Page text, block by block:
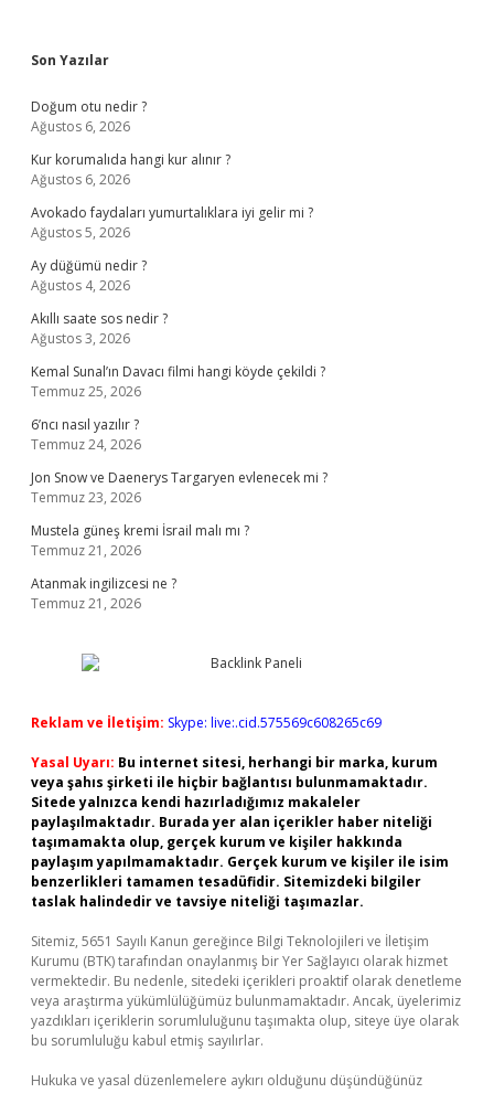
Sidebar
Son Yazılar
Doğum otu nedir ?
Ağustos 6, 2026
Kur korumalıda hangi kur alınır ?
Ağustos 6, 2026
Avokado faydaları yumurtalıklara iyi gelir mi ?
Ağustos 5, 2026
Ay düğümü nedir ?
Ağustos 4, 2026
Akıllı saate sos nedir ?
Ağustos 3, 2026
Kemal Sunal’ın Davacı filmi hangi köyde çekildi ?
Temmuz 25, 2026
6’ncı nasıl yazılır ?
Temmuz 24, 2026
Jon Snow ve Daenerys Targaryen evlenecek mi ?
Temmuz 23, 2026
Mustela güneş kremi İsrail malı mı ?
Temmuz 21, 2026
Atanmak ingilizcesi ne ?
Temmuz 21, 2026
Reklam ve İletişim: Skype: live:.cid.575569c608265c69
Yasal Uyarı: Bu internet sitesi, herhangi bir marka, kurum
veya şahıs şirketi ile hiçbir bağlantısı bulunmamaktadır.
Sitede yalnızca kendi hazırladığımız makaleler
paylaşılmaktadır. Burada yer alan içerikler haber niteliği
taşımamakta olup, gerçek kurum ve kişiler hakkında
paylaşım yapılmamaktadır. Gerçek kurum ve kişiler ile isim
benzerlikleri tamamen tesadüfidir. Sitemizdeki bilgiler
taslak halindedir ve tavsiye niteliği taşımazlar.
Sitemiz, 5651 Sayılı Kanun gereğince Bilgi Teknolojileri ve İletişim
Kurumu (BTK) tarafından onaylanmış bir Yer Sağlayıcı olarak hizmet
vermektedir. Bu nedenle, sitedeki içerikleri proaktif olarak denetleme
veya araştırma yükümlülüğümüz bulunmamaktadır. Ancak, üyelerimiz
yazdıkları içeriklerin sorumluluğunu taşımakta olup, siteye üye olarak
bu sorumluluğu kabul etmiş sayılırlar.
Hukuka ve yasal düzenlemelere aykırı olduğunu düşündüğünüz